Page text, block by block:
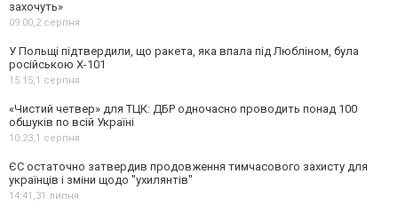
захочуть»
09:00,2 серпня
У Польщі підтвердили, що ракета, яка впала під Любліном, була
російською Х-101
15:15,1 серпня
«Чистий четвер» для ТЦК: ДБР одночасно проводить понад 100
обшуків по всій Україні
10:23,1 серпня
ЄС остаточно затвердив продовження тимчасового захисту для
українців і зміни щодо "ухилянтів"
14:41,31 липня